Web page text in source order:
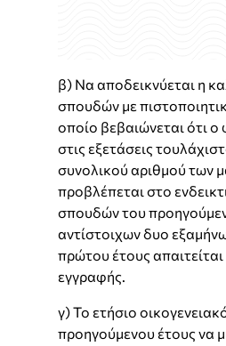
β) Να αποδεικνύεται η
σπουδών με
οποίο βεβαιώνεται ότι ο
στις εξετάσεις
συνολικού αριθμού των
προβλέπεται στο
σπουδών του
αντίστοιχων δυο
πρώτου έτους
εγγραφής.
γ) Το ετήσιο
προηγούμενου έτους να